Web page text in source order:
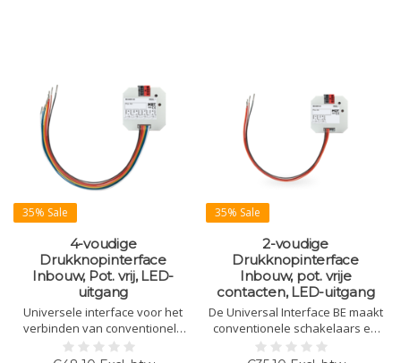
35% Sale
4-voudige
Drukknopinterface
Inbouw, Pot. vrij, LED-
uitgang
Universele interface voor het
verbinden van conventionele
knoppen, schakelaars en
35% Sale
2-voudige
Drukknopinterface
Inbouw, pot. vrije
contacten, LED-uitgang
De Universal Interface BE maakt
conventionele schakelaars en
contacten "slim" voor KNX-